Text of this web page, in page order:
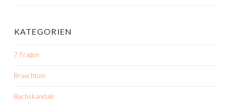
KATEGORIEN
7 Fragen
Brauchtum
Buchskandale